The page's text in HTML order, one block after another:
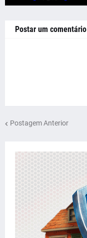
Postar um comentário
Postagem Anterior